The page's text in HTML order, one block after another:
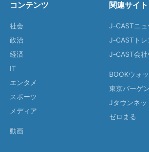
コンテンツ
社会
政治
経済
IT
エンタメ
スポーツ
メディア
動画
関連サイト
J-CASTニュ
J-CASTトレ
J-CAST会社
BOOKウォ
東京バーゲ
Jタウンネッ
ゼロまる